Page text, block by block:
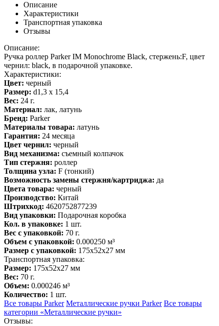
Описание
Характеристики
Транспортная упаковка
Отзывы
Описание:
Ручка роллер Parker IM Monochrome Black, стержень:F, цвет
чернил: black, в подарочной упаковке.
Характеристики:
Цвет: черный
Размер: d1,3 x 15,4
Вес: 24 г.
Материал: лак, латунь
Бренд: Parker
Материалы товара: латунь
Гарантия: 24 месяца
Цвет чернил: черный
Вид механизма: съемный колпачок
Тип стержня: роллер
Толщина узла: F (тонкий)
Возможность замены стержня/картриджа: да
Цвета товара: черный
Производство: Китай
Штрихкод: 4620752877239
Вид упаковки: Подарочная коробка
Кол. в упаковке: 1 шт.
Вес с упаковкой: 70 г.
Объем с упаковкой: 0.000250 м³
Размер с упаковкой: 175x52x27 мм
Транспортная упаковка:
Размер: 175x52x27 мм
Вес: 70 г.
Объем: 0.000246 м³
Количество: 1 шт.
Все товары Parker Металлические ручки Parker Все товары
категории «Металлические ручки»
Отзывы: